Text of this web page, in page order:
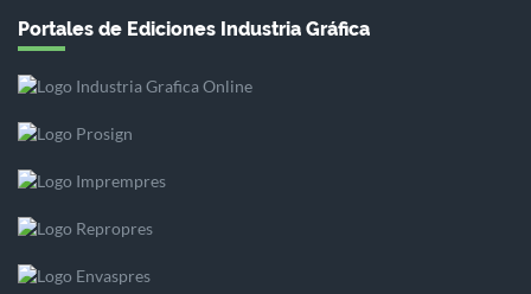
Portales de Ediciones Industria Gráfica